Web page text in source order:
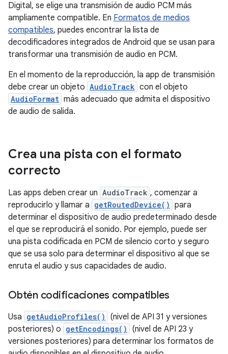
Digital, se elige una transmisión de audio PCM más
ampliamente compatible. En Formatos de medios
compatibles, puedes encontrar la lista de
decodificadores integrados de Android que se usan para
transformar una transmisión de audio en PCM.
En el momento de la reproducción, la app de transmisión
debe crear un objeto AudioTrack con el objeto
AudioFormat más adecuado que admita el dispositivo
de audio de salida.
Crea una pista con el formato
correcto
Las apps deben crear un AudioTrack , comenzar a
reproducirlo y llamar a getRoutedDevice() para
determinar el dispositivo de audio predeterminado desde
el que se reproducirá el sonido. Por ejemplo, puede ser
una pista codificada en PCM de silencio corto y seguro
que se usa solo para determinar el dispositivo al que se
enruta el audio y sus capacidades de audio.
Obtén codificaciones compatibles
Usa getAudioProfiles()
(nivel de API 31 y versiones
posteriores) o getEncodings()
(nivel de API 23 y
versiones posteriores) para determinar los formatos de